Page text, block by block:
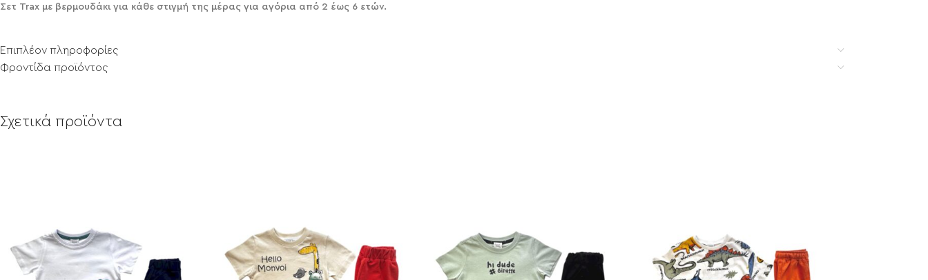
Σετ Trax με βερμουδάκι για κάθε στιγμή της μέρας για αγόρια από 2 έως 6 ετών.
Επιπλέον πληροφορίες
Φροντίδα προϊόντος
Σχετικά προϊόντα